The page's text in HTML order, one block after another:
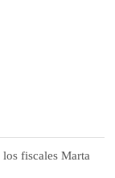
fiscales Marta